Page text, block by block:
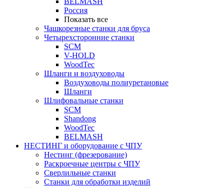
Россия
Показать все
Чашкорезные станки для бруса
Четырехсторонние станки
SCM
V-HOLD
WoodTec
Шланги и воздуховоды
Воздуховоды полиуретановые
Шланги
Шлифовальные станки
SCM
Shandong
WoodTec
BELMASH
НЕСТИНГ и оборудование с ЧПУ
Нестинг (фрезерование)
Раскроечные центры с ЧПУ
Сверлильные станки
Станки для обработки изделий